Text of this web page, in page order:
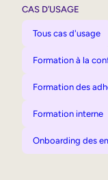
CAS D’USAGE
Tous cas d'usage
Formation à la
Formation des
Formation interne
Onboarding des